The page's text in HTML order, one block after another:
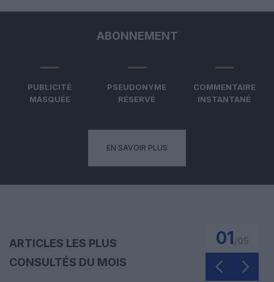
ABONNEMENT
PUBLICITÉ
MASQUÉE
PSEUDONYME
RÉSERVÉ
COMMENTAIRE
INSTANTANÉ
EN SAVOIR PLUS
ARTICLES LES PLUS
CONSULTÉS DU MOIS
01